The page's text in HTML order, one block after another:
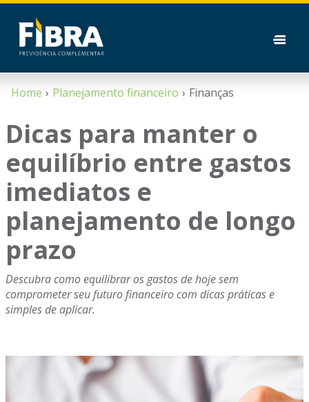
Home Planejamento financeiro Finanças
Dicas para manter o
equilíbrio entre gastos
imediatos e
planejamento de longo
prazo
Descubra como equilibrar os gastos de hoje sem
comprometer seu futuro financeiro com dicas práticas e
simples de aplicar.